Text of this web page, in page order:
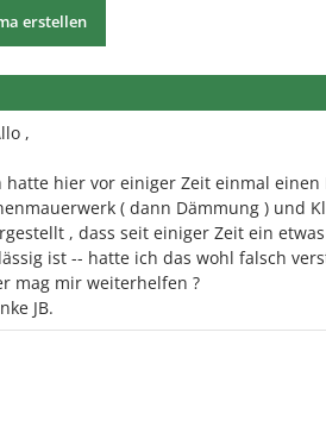
erstellen
,
hatte hier vor einiger Zeit einmal
( dann Dämmung ) und
, dass seit einiger Zeit ein
ist -- hatte ich das wohl falsch
mag mir weiterhelfen ?
JB.